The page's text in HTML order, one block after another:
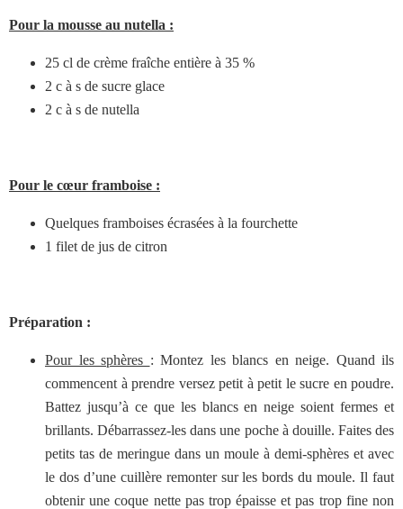
Pour la mousse au nutella :
25 cl de crème fraîche entière à 35 %
2 c à s de sucre glace
2 c à s de nutella
Pour le cœur framboise :
Quelques framboises écrasées à la fourchette
1 filet de jus de citron
Préparation :
Pour les sphères : Montez les blancs en neige. Quand ils
commencent à prendre versez petit à petit le sucre en poudre.
Battez jusqu’à ce que les blancs en neige soient fermes et
brillants. Débarrassez-les dans une poche à douille. Faites des
petits tas de meringue dans un moule à demi-sphères et avec
le dos d’une cuillère remonter sur les bords du moule. Il faut
obtenir une coque nette pas trop épaisse et pas trop fine non